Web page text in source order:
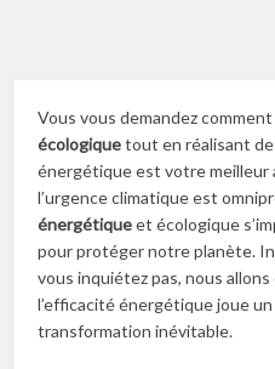
Vous vous demandez
écologiquetout en réalisant
énergétique est votre meilleur
l’urgence climatique est
énergétiqueet écologique
pour protéger notre planète.
vous inquiétez pas, nous
l’efficacité énergétique joue
transformation inévitable.